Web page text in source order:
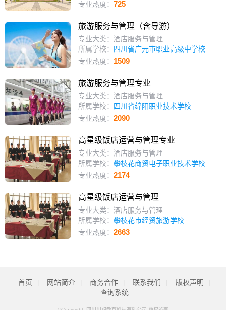
专业热度： 725
旅游服务与管理（含导游）
专业大类：酒店服务与管理
所属学校：
四川省广元市职业高级中学校
专业热度： 1509
旅游服务与管理专业
专业大类：酒店服务与管理
所属学校：
四川省绵阳职业技术学校
专业热度： 2090
高星级饭店运营与管理专业
专业大类：酒店服务与管理
所属学校： 攀枝花商贸电子职业技术学校
专业热度： 2174
高星级饭店运营与管理
专业大类：酒店服务与管理
所属学校： 攀枝花市经贸旅游学校
专业热度： 2663
首页 网站简介 商务合作 联系我们 版权声明
查询系统